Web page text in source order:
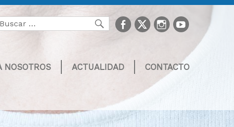
Buscarfacebook
TwitterInstagram
youtube
NOSOTROS ACTUALIDAD CONTACTO